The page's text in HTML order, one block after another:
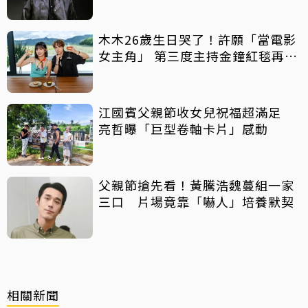
木木26歲生日哭了！許願「當電影
女主角」 第三度主持金鐘紅毯再喊
江國賓父親節收女兒祝福超滿足
亮哲曝「巨型卷軸卡片」感動
父親節搶先看！黃騰浩魏蔓組一家
三口 片場竟靠「嚇人」培養默契
相關新聞